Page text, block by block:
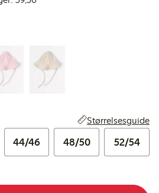
Størrelsesguide
44/46 48/50 52/54